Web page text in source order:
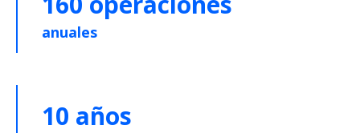
anuales
10 años